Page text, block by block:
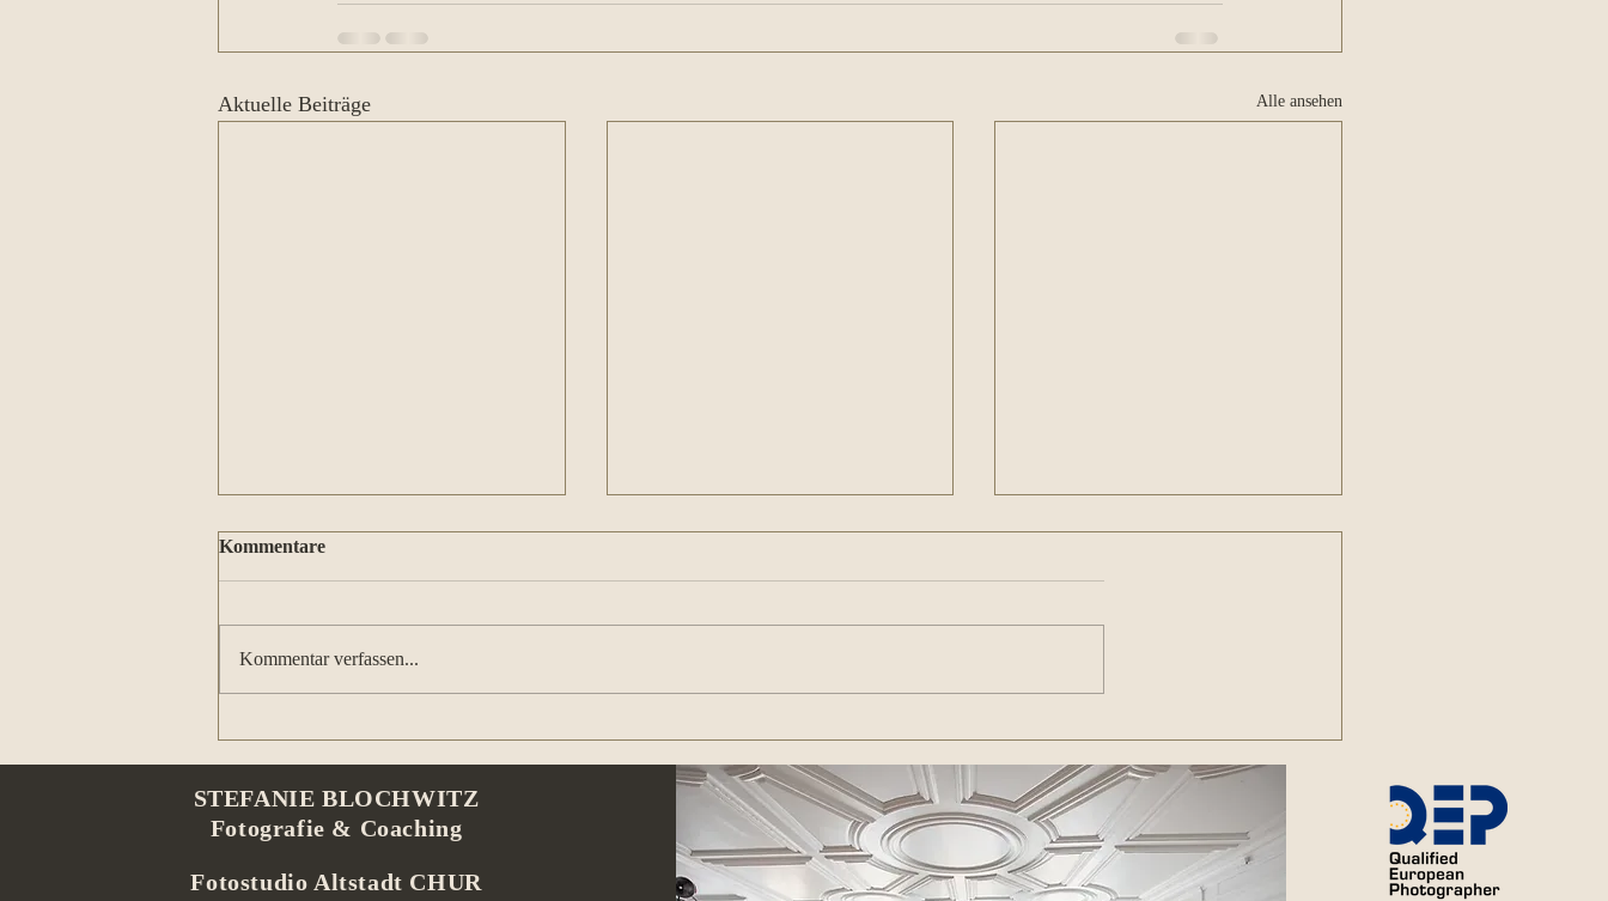
Aktuelle Beiträge Alle ansehen
Kommentare
Kommentar verfassen...
STEFANIE BLOCHWITZ
Fotografie & Coaching
Fotostudio Altstadt CHUR